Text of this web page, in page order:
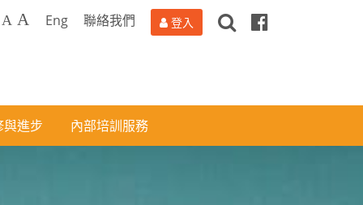
A A Eng 聯絡我們 登入
搜 Facebook
與進步 內部培訓服務